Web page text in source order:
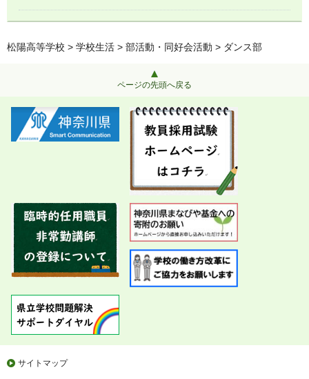
松陽高等学校 > 学校生活 > 部活動・同好会活動 > ダンス部
ページの先頭へ戻る
サイトマップ